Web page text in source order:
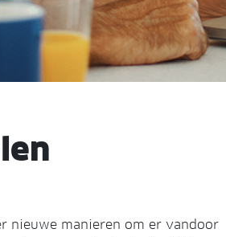
nieuwe manieren om er vandoor